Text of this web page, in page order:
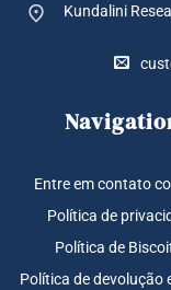
Kundalini
Entre em contato
Política de
Política de
Política de devolução